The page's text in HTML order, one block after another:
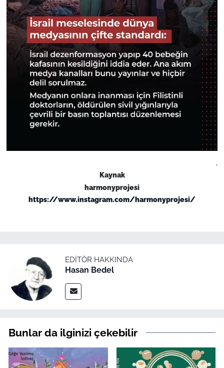
.
Kaynak
harmonyprojesi
https://www.instagram.com/harmonyprojesi/
EDITÖR HAKKINDA
Hasan Bedel
Bunlar da ilginizi çekebilir